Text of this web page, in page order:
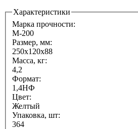
Характеристики
Марка прочности:
М-200
Размер, мм:
250х120х88
Масса, кг:
4,2
Формат:
1,4НФ
Цвет:
Желтый
Упаковка, шт:
364